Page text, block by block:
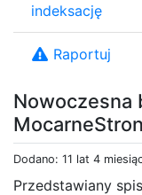
Nowoczesna
Dodano: 11 lat 4
Przedstawiany
indeksację
Raportuj